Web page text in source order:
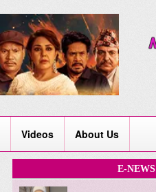
Videos About Us
E-NEWS